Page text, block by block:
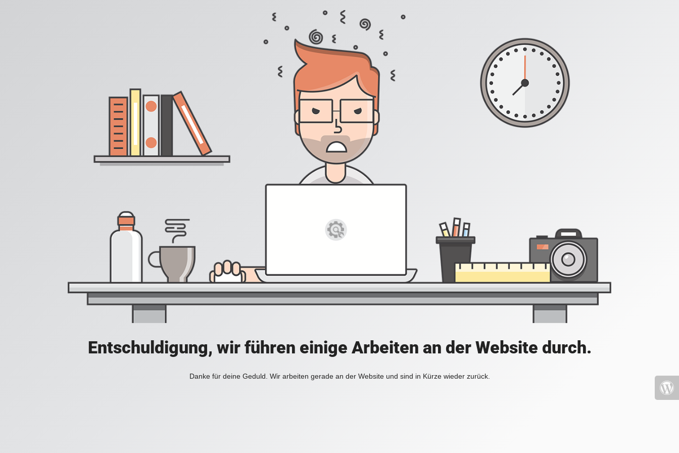
Entschuldigung, wir führen einige Arbeiten an der Website durch.
Danke für deine Geduld. Wir arbeiten gerade an der Website und sind in Kürze wieder zurück.